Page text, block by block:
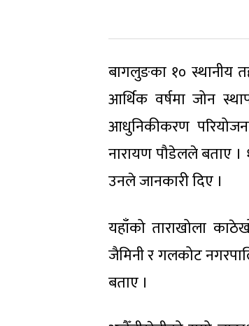
बागलुङका १० स्थानीय
आर्थिक वर्षमा जोन
आधुनिकीकरण
नारायण पौडेलले बताए
उनले जानकारी दिए ।
यहाँको ताराखोला
जैमिनी र गलकोट
बताए ।